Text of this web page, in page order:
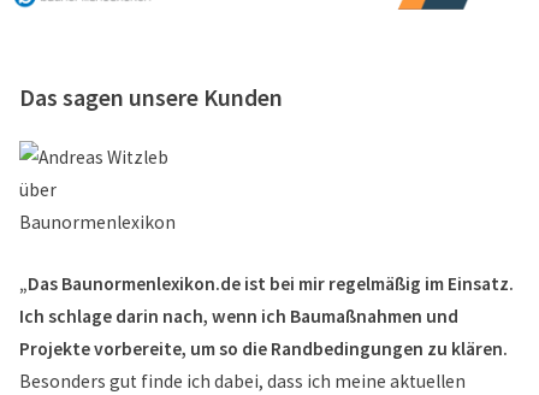
Das sagen unsere Kunden
„Das Baunormenlexikon.de ist bei mir regelmäßig im Einsatz.
Ich schlage darin nach, wenn ich Baumaßnahmen und
Projekte vorbereite, um so die Randbedingungen zu klären.
Besonders gut finde ich dabei, dass ich meine aktuellen